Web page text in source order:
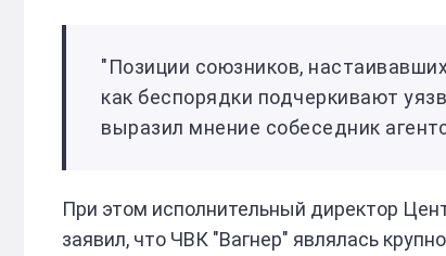
"Позиции союзников,
как беспорядки подчеркивают
выразил мнение собеседник
При этом исполнительный директор
заявил, что ЧВК "Вагнер" являлась